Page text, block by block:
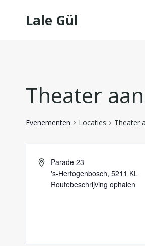
Lale Gül
Theater
Evenementen Locaties Theater
Parade 23
's-Hertogenbosch, 5211 KL
Routebeschrijving ophalen